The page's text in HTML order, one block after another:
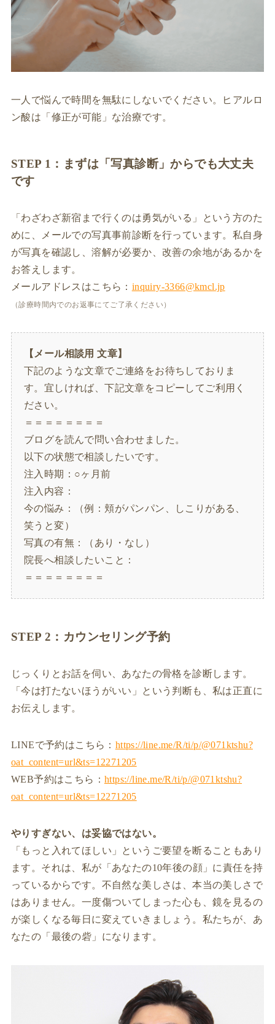
一人で悩んで時間を無駄にしないでください。ヒアルロ
ン酸は「修正が可能」な治療です。
STEP 1：まずは「写真診断」からでも大丈夫
です
「わざわざ新宿まで行くのは勇気がいる」という方のた
めに、メールでの写真事前診断を行っています。私自身
が写真を確認し、溶解が必要か、改善の余地があるかを
お答えします。
メールアドレスはこちら： inquiry-3366@kmcl.jp
（診療時間内でのお返事にてご了承ください）
【メール相談用 文章】
下記のような文章でご連絡をお待ちしておりま
す。宜しければ、下記文章をコピーしてご利用く
ださい。
＝＝＝＝＝＝＝＝
ブログを読んで問い合わせました。
以下の状態で相談したいです。
注入時期：○ヶ月前
注入内容：
今の悩み：（例：頬がパンパン、しこりがある、
笑うと変）
写真の有無：（あり・なし）
院長へ相談したいこと：
＝＝＝＝＝＝＝＝
STEP 2：カウンセリング予約
じっくりとお話を伺い、あなたの骨格を診断します。
「今は打たないほうがいい」という判断も、私は正直に
お伝えします。
LINEで予約はこちら： https://line.me/R/ti/p/@071ktshu?
oat_content=url&ts=12271205
WEB予約はこちら： https://line.me/R/ti/p/@071ktshu?
oat_content=url&ts=12271205
やりすぎない、は妥協ではない。
「もっと入れてほしい」というご要望を断ることもあり
ます。それは、私が「あなたの10年後の顔」に責任を持
っているからです。不自然な美しさは、本当の美しさで
はありません。一度傷ついてしまった心も、鏡を見るの
が楽しくなる毎日に変えていきましょう。私たちが、あ
なたの「最後の砦」になります。